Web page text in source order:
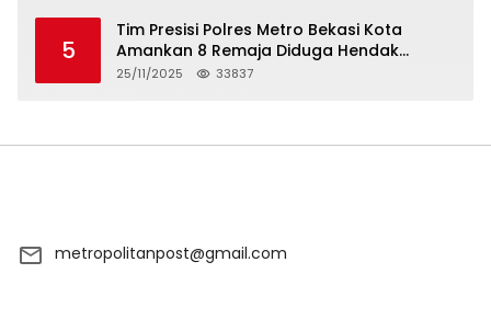
5
Tim Presisi Polres Metro Bekasi Kota
Amankan 8 Remaja Diduga Hendak
Tawuran
25/11/2025 33837
metropolitanpost@gmail.com